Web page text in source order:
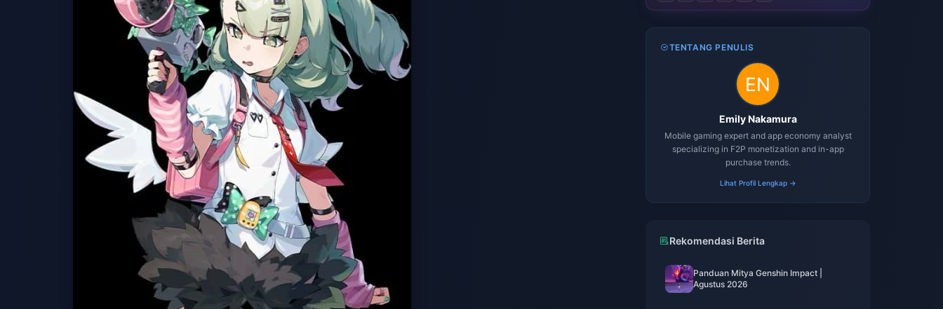
TENTANG PENULIS
Emily Nakamura
Mobile gaming expert and app economy analyst
specializing in F2P monetization and in-app
purchase trends.
Lihat Profil Lengkap →
Rekomendasi Berita
Panduan Mitya Genshin Impact |
Agustus 2026